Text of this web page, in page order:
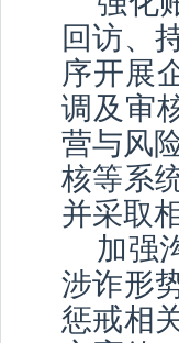
回访、
序开展
调及审
营与风
核等系
并采取
加强
涉诈形
惩戒相